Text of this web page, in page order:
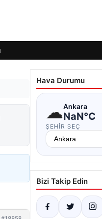
Hava Durumu
☁Ankara
NaN°C
ŞEHIR SEÇ
Bizi Takip Edin